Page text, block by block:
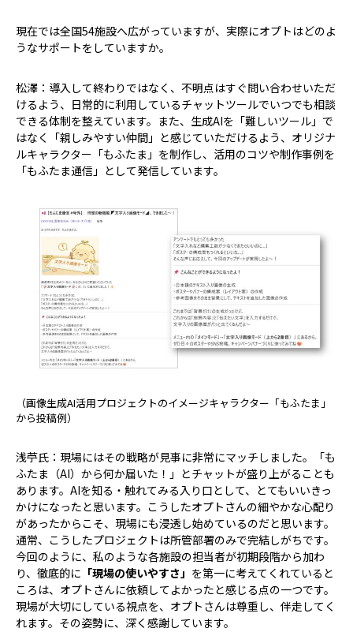
――現在では全国54施設へ広がっていますが、実際にオプトはどのよ
うなサポートをしていますか。
松澤：導入して終わりではなく、不明点はすぐ問い合わせいただ
けるよう、日常的に利用しているチャットツールでいつでも相談
できる体制を整えています。また、生成AIを「難しいツール」で
はなく「親しみやすい仲間」と感じていただけるよう、オリジナ
ルキャラクター「もふたま」を制作し、活用のコツや制作事例を
「もふたま通信」として発信しています。
（画像生成AI活用プロジェクトのイメージキャラクター「もふたま」
から投稿例）
浅苧氏：現場にはその戦略が見事に非常にマッチしました。「も
ふたま（AI）から何か届いた！」とチャットが盛り上がることも
あります。AIを知る・触れてみる入り口として、とてもいいきっ
かけになったと思います。こうしたオプトさんの細やかな心配り
があったからこそ、現場にも浸透し始めているのだと思います。
通常、こうしたプロジェクトは所管部署のみで完結しがちです。
今回のように、私のような各施設の担当者が初期段階から加わ
り、徹底的に 「現場の使いやすさ」 を第一に考えてくれていると
ころは、オプトさんに依頼してよかったと感じる点の一つです。
現場が大切にしている視点を、オプトさんは尊重し、伴走してく
れます。その姿勢に、深く感謝しています。